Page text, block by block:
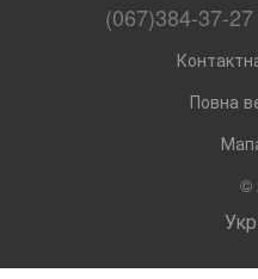
(067)384-37-27
Повна
©
Укр